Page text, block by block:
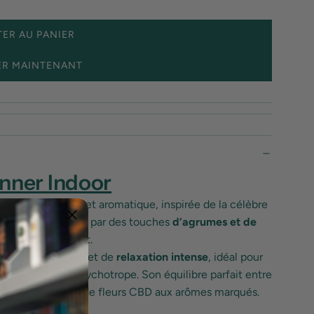
AU PANIER
C
A
G
M
T
.
.
MAINTENANT
Indoor
puissante et aromatique, inspirée de la célèbre
, sublimées par des touches d’agrumes et de
et envoûtant.
procure un effet de relaxation intense, idéal pour
sans effet psychotrope. Son équilibre parfait entre
des amateurs de fleurs CBD aux arômes marqués.